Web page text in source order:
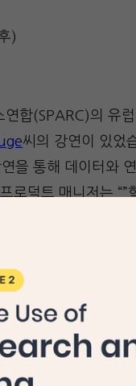
)
합(SPARC)의 유
씨의 강연이 있었
을 통해 데이터와
프로덕트 매니저는
는 CrossRef가 연
서의
하였습니다.
매우 인터랙티브하